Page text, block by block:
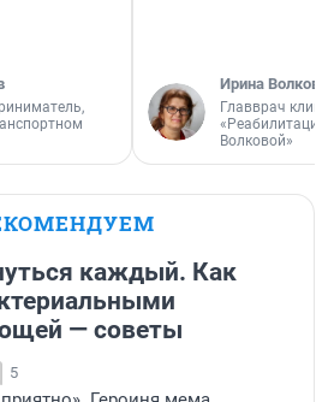
Ирина Волкова
Главврач
«Реабилитация
Волковой»
каждый. Как
— советы
5